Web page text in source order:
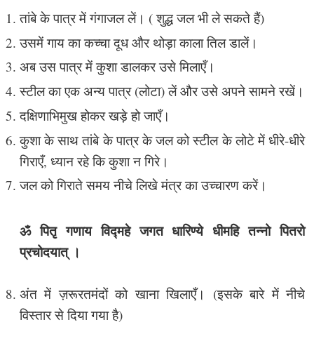
तांबे के पात्र में गंगाजल लें। ( शुद्ध जल भी ले सकते हैं)
उसमें गाय का कच्चा दूध और थोड़ा काला तिल डालें।
अब उस पात्र में कुशा डालकर उसे मिलाएँ।
स्टील का एक अन्य पात्र (लोटा) लें और उसे अपने सामने रखें।
दक्षिणाभिमुख होकर खड़े हो जाएँ।
कुशा के साथ तांबे के पात्र के जल को स्टील के लोटे में धीरे-धीरे
गिराएँ, ध्यान रहे कि कुशा न गिरे।
जल को गिराते समय नीचे लिखे मंत्र का उच्चारण करें।
ॐ पितृ गणाय विद्महे जगत धारिण्ये धीमहि तन्नो पितरो
प्रचोदयात् ।
अंत में ज़रूरतमंदों को खाना खिलाएँ। (इसके बारे में नीचे
विस्तार से दिया गया है)